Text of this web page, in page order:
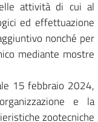
attività di cui al
ed effettuazione
nonché per
mediante mostre
15 febbraio 2024,
e la
zootecniche